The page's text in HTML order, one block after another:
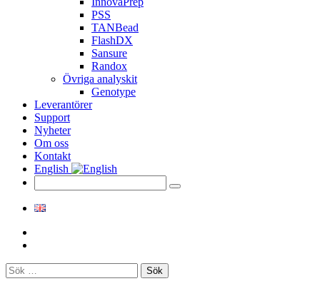
PSS
TANBead
FlashDX
Sansure
Randox
Övriga analyskit
Genotype
Leverantörer
Support
Nyheter
Om oss
Kontakt
English
Sök
efter: